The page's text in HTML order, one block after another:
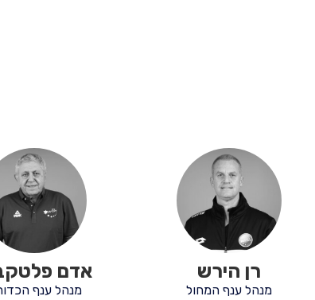
רן הירש
מנהל ענף המחול
אדם
מנהל ענף